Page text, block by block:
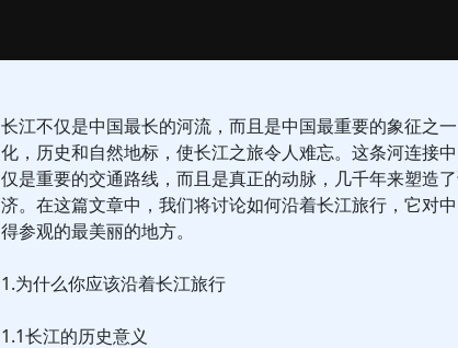
长江不仅是中国最长的河流，而且是中国最重要的象征之
化，历史和自然地标，使长江之旅令人难忘。这条河连接
仅是重要的交通路线，而且是真正的动脉，几千年来塑造
济。在这篇文章中，我们将讨论如何沿着长江旅行，它对
得参观的最美丽的地方。
1.为什么你应该沿着长江旅行
1.1长江的历史意义